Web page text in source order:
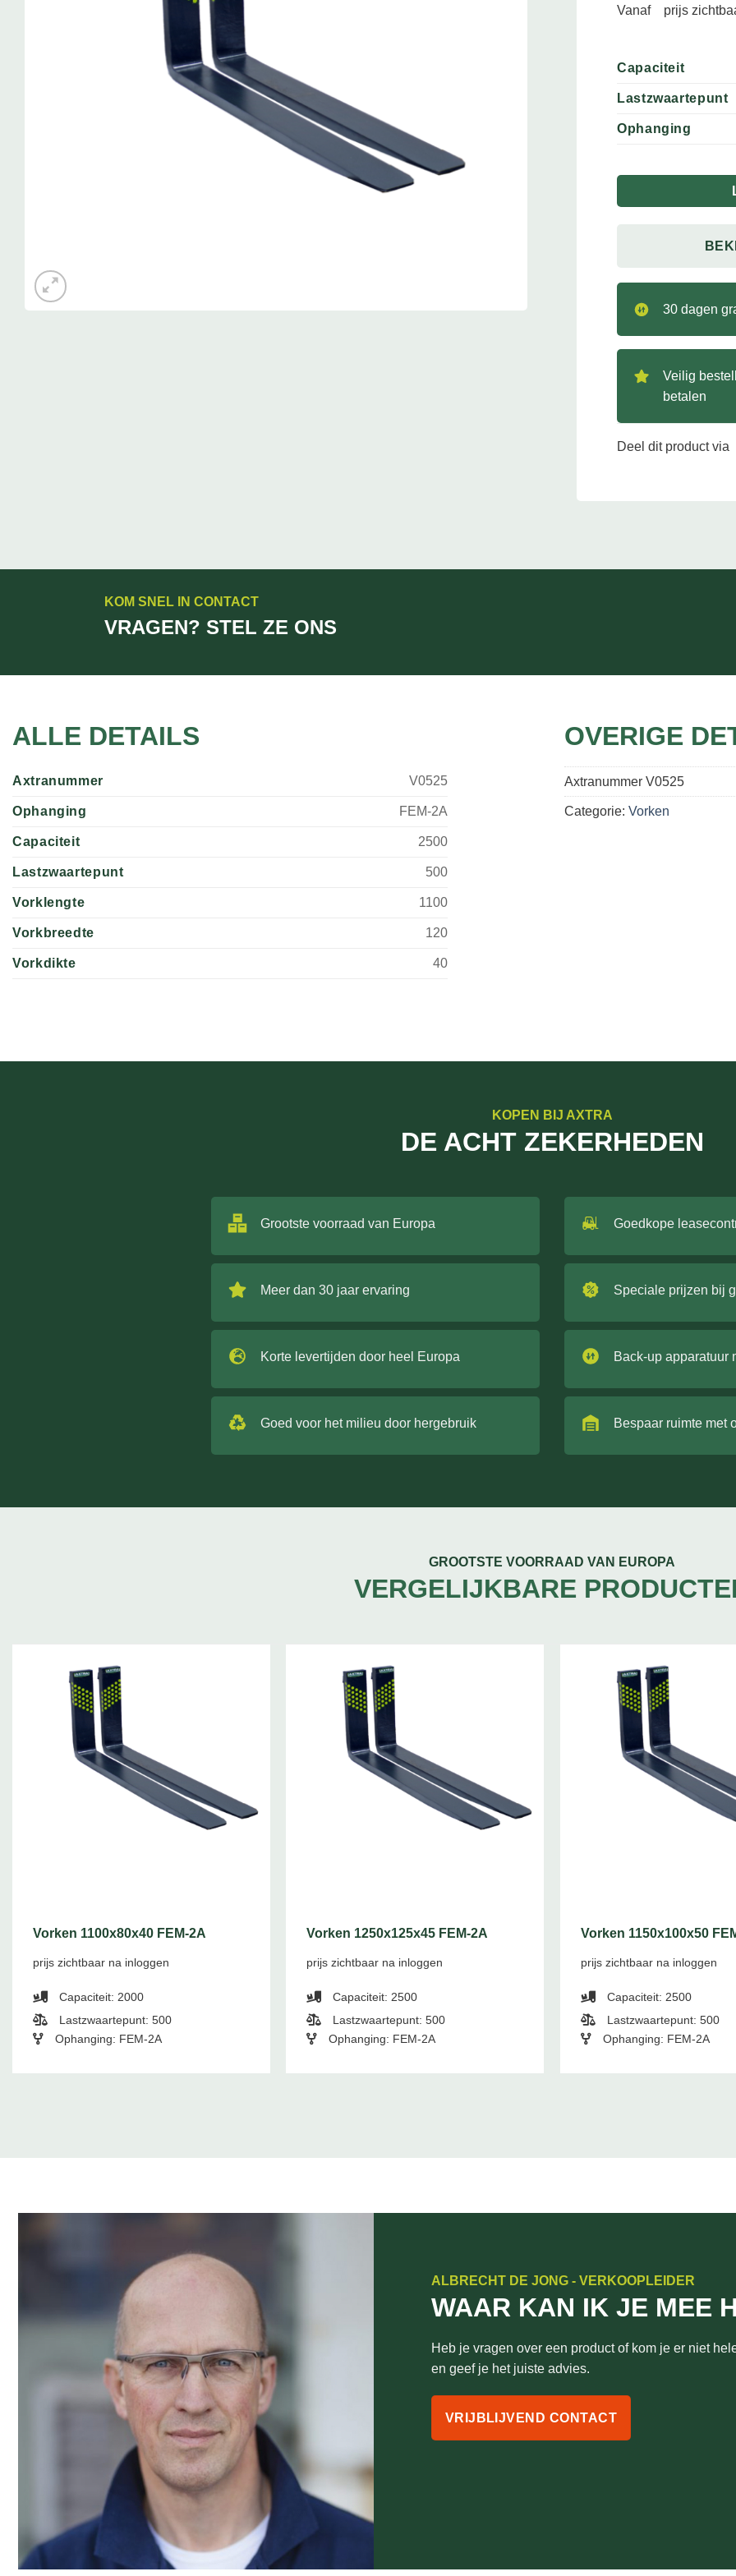
Vanaf prijs
Capaciteit
Lastzwaartepunt
Ophanging
30 dagen
Veilig
betalen
Deel dit product via
KOM SNEL IN CONTACT
VRAGEN? STEL ZE ONS
ALLE DETAILS
Axtranummer V0525
Ophanging FEM-2A
Capaciteit 2500
Lastzwaartepunt 500
Vorklengte 1100
Vorkbreedte 120
Vorkdikte 40
OVERIGE
Axtranummer V0525
Categorie: Vorken
KOPEN BIJ AXTRA
DE ACHT ZEKERHEDEN
Grootste voorraad van Europa
Meer dan 30 jaar ervaring
Korte levertijden door heel Europa
Goed voor het milieu door hergebruik
Goedkope
Speciale prijzen bij
Back-up apparatuur
Bespaar ruimte met
GROOTSTE VOORRAAD VAN EUROPA
VERGELIJKBARE
Vorken 1100x80x40 FEM-2A
prijs zichtbaar na inloggen
Capaciteit: 2000
Lastzwaartepunt: 500
Ophanging: FEM-2A
Vorken 1250x125x45 FEM-2A
prijs zichtbaar na inloggen
Capaciteit: 2500
Lastzwaartepunt: 500
Ophanging: FEM-2A
Vorken 1150x100x50
prijs zichtbaar na inloggen
Capaciteit: 2500
Lastzwaartepunt: 500
Ophanging: FEM-2A
ALBRECHT DE JONG - VERKOOPLEIDER
WAAR KAN IK JE MEE
Heb je vragen over een product of kom je er niet
en geef je het juiste advies.
VRIJBLIJVEND CONTACT